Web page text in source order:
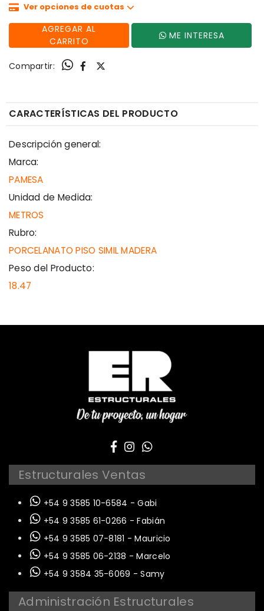
Ver opciones de cuotas
AGREGAR AL
CARRITO
ME INTERESA
Compartir:
CARACTERÍSTICAS DEL PRODUCTO
Descripción general:
Marca:
PAMESA
Unidad de Medida:
METROS
Rubro:
PORCELANATO PISO SIMIL MADERA
Peso del Producto:
18.47
Estructurales Ventas
+54 9 3585 10-6584 - Gabi
+54 9 3585 61-0266 - Fabián
+54 9 3585 07-8181 - Mauricio
+54 9 3585 06-2138 - Marcelo
+54 9 3584 35-6069 - Samy
Administración Estructurales